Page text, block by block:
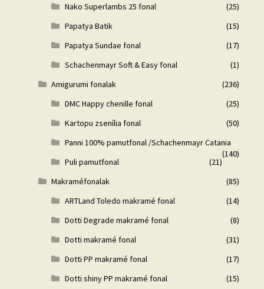
Nako Superlambs 25 fonal
(25)
Papatya Batik
(15)
Papatya Sundae fonal
(17)
Schachenmayr Soft & Easy fonal
(1)
Amigurumi fonalak
(236)
DMC Happy chenille fonal
(25)
Kartopu zsenília fonal
(50)
Panni 100% pamutfonal /Schachenmayr Catania
(140)
Puli pamutfonal
(21)
Makraméfonalak
(85)
ARTLand Toledo makramé fonal
(14)
Dotti Degrade makramé fonal
(8)
Dotti makramé fonal
(31)
Dotti PP makramé fonal
(17)
Dotti shiny PP makramé fonal
(15)